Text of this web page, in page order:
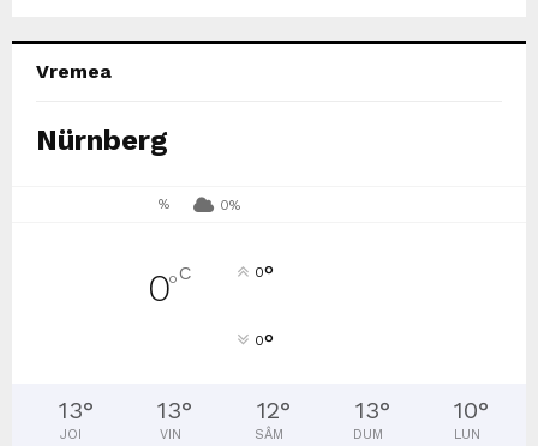
Vremea
Nürnberg
% 0%
0°C 0°
0°
13°
JOI
13°
VIN
12°
SÂM
13°
DUM
10°
LUN